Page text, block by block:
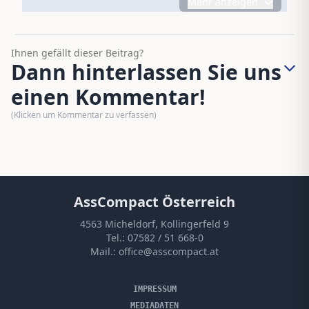
Ihnen gefällt dieser Beitrag?
Dann hinterlassen Sie uns
einen Kommentar!
(Klicken um Kommentar zu verfassen)
AssCompact Österreich
4563 Micheldorf, Kollingerfeld 9
Tel.: 07582 / 51 668-0
Mail.: office@asscompact.at
IMPRESSUM
MEDIADATEN